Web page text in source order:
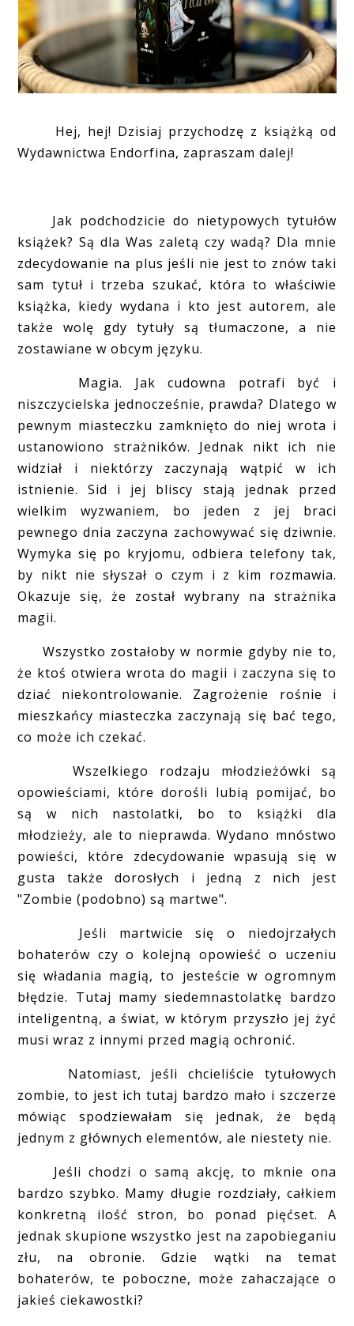
Hej, hej! Dzisiaj przychodzę z książką od
Wydawnictwa Endorfina, zapraszam dalej!
Jak podchodzicie do nietypowych tytułów
książek? Są dla Was zaletą czy wadą? Dla mnie
zdecydowanie na plus jeśli nie jest to znów taki
sam tytuł i trzeba szukać, która to właściwie
książka, kiedy wydana i kto jest autorem, ale
także wolę gdy tytuły są tłumaczone, a nie
zostawiane w obcym języku.
Magia. Jak cudowna potrafi być i
niszczycielska jednocześnie, prawda? Dlatego w
pewnym miasteczku zamknięto do niej wrota i
ustanowiono strażników. Jednak nikt ich nie
widział i niektórzy zaczynają wątpić w ich
istnienie. Sid i jej bliscy stają jednak przed
wielkim wyzwaniem, bo jeden z jej braci
pewnego dnia zaczyna zachowywać się dziwnie.
Wymyka się po kryjomu, odbiera telefony tak,
by nikt nie słyszał o czym i z kim rozmawia.
Okazuje się, że został wybrany na strażnika
magii.
Wszystko zostałoby w normie gdyby nie to,
że ktoś otwiera wrota do magii i zaczyna się to
dziać niekontrolowanie. Zagrożenie rośnie i
mieszkańcy miasteczka zaczynają się bać tego,
co może ich czekać.
Wszelkiego rodzaju młodzieżówki są
opowieściami, które dorośli lubią pomijać, bo
są w nich nastolatki, bo to książki dla
młodzieży, ale to nieprawda. Wydano mnóstwo
powieści, które zdecydowanie wpasują się w
gusta także dorosłych i jedną z nich jest
"Zombie (podobno) są martwe".
Jeśli martwicie się o niedojrzałych
bohaterów czy o kolejną opowieść o uczeniu
się władania magią, to jesteście w ogromnym
błędzie. Tutaj mamy siedemnastolatkę bardzo
inteligentną, a świat, w którym przyszło jej żyć
musi wraz z innymi przed magią ochronić.
Natomiast, jeśli chcieliście tytułowych
zombie, to jest ich tutaj bardzo mało i szczerze
mówiąc spodziewałam się jednak, że będą
jednym z głównych elementów, ale niestety nie.
Jeśli chodzi o samą akcję, to mknie ona
bardzo szybko. Mamy długie rozdziały, całkiem
konkretną ilość stron, bo ponad pięćset. A
jednak skupione wszystko jest na zapobieganiu
złu, na obronie. Gdzie wątki na temat
bohaterów, te poboczne, może zahaczające o
jakieś ciekawostki?